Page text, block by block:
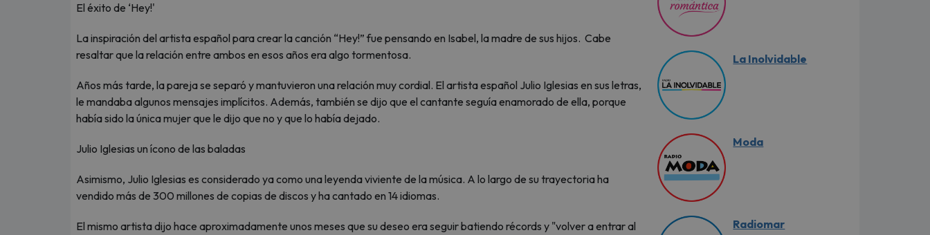
El éxito de ‘Hey!'
La inspiración del artista español para crear la canción “Hey!” fue pensando en Isabel, la madre de sus hijos. Cabe
resaltar que la relación entre ambos en esos años era algo tormentosa.
Años más tarde, la pareja se separó y mantuvieron una relación muy cordial. El artista español Julio Iglesias en sus letras,
le mandaba algunos mensajes implícitos. Además, también se dijo que el cantante seguía enamorado de ella, porque
había sido la única mujer que le dijo que no y que lo había dejado.
Julio Iglesias un ícono de las baladas
Asimismo, Julio Iglesias es considerado ya como una leyenda viviente de la música. A lo largo de su trayectoria ha
vendido más de 300 millones de copias de discos y ha cantado en 14 idiomas.
El mismo artista dijo hace aproximadamente unos meses que su deseo era seguir batiendo récords y "volver a entrar al
La Inolvidable
Moda
Radiomar